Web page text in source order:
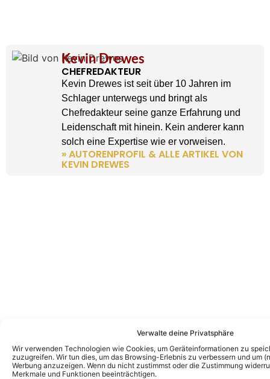
Verwalte deine Privatsphäre
Wir verwenden Technologien wie Cookies, um Geräteinformationen zu
zuzugreifen. Wir tun dies, um das Browsing-Erlebnis zu verbessern und um
Werbung anzuzeigen. Wenn du nicht zustimmst oder die Zustimmung
Merkmale und Funktionen beeinträchtigen.
Kevin Drewes
CHEFREDAKTEUR
Kevin Drewes ist seit über 10 Jahren im
Schlager unterwegs und bringt als
Chefredakteur seine ganze Erfahrung und
Leidenschaft mit hinein. Kein anderer kann
solch eine Expertise wie er vorweisen.
» AUTORENPROFIL & ALLE ARTIKEL VON
KEVIN DREWES